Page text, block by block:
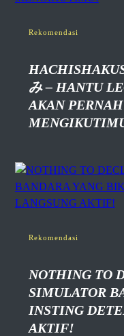
Rekomendasi
み – HANTU
AKAN
Rekomendasi
NOTHING TO
SIMULATOR
INSTING
AKTIF!